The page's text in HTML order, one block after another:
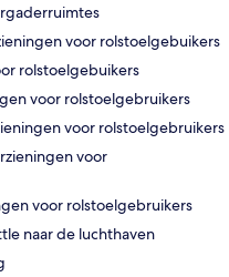
voor rolstoelgebuikers
rolstoelgebuikers
voor rolstoelgebruikers
voor rolstoelgebruikers
voor
voor rolstoelgebruikers
naar de luchthaven